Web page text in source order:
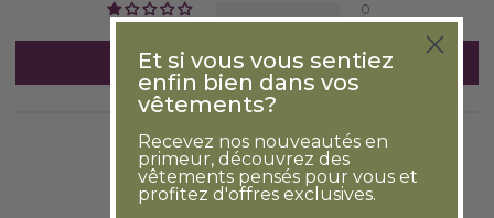
0
Écrire un avis
Et si vous vous sentiez
enfin bien dans vos
vêtements?
Recevez nos nouveautés en
primeur, découvrez des
vêtements pensés pour vous et
profitez d'offres exclusives.